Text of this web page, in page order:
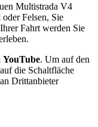
Multistrada V4
Felsen, Sie
Fahrt werden Sie
YouTube. Um auf den
die Schaltfläche
Drittanbieter